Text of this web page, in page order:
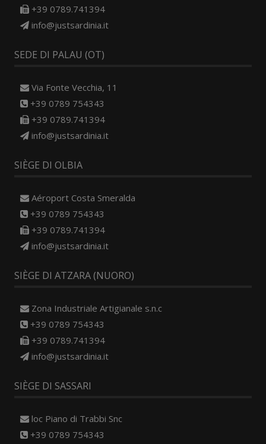
+39 0789.741394
info@justsardinia.it
SEDE DI PALAU (OT)
Via Fonte Vecchia, 11
+39 0789 754343
+39 0789.741394
info@justsardinia.it
SIÈGE DI OLBIA
Aéroport Costa Smeralda
+39 0789 754343
+39 0789.741394
info@justsardinia.it
SIÈGE DI ATZARA (NUORO)
Zona Industriale Artigianale s.n.c
+39 0789 754343
+39 0789.741394
info@justsardinia.it
SIÈGE DI SASSARI
loc Piano di Trabbi Snc
+39 0789 754343